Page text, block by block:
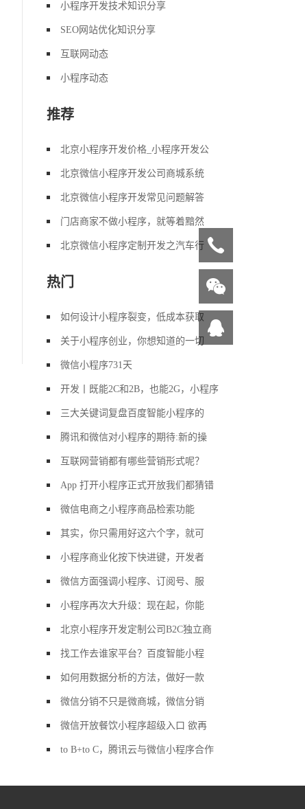
小程序开发技术知识分享
SEO网站优化知识分享
互联网动态
小程序动态
推荐
北京小程序开发价格_小程序开发公
北京微信小程序开发公司商城系统
北京微信小程序开发常见问题解答
门店商家不做小程序，就等着黯然
北京微信小程序定制开发之汽车行
热门
如何设计小程序裂变，低成本获取
关于小程序创业，你想知道的一切
微信小程序731天
开发丨既能2C和2B，也能2G，小程序
三大关键词复盘百度智能小程序的
腾讯和微信对小程序的期待:新的操
互联网营销都有哪些营销形式呢？
App 打开小程序正式开放我们都猜错
微信电商之小程序商品检索功能
其实，你只需用好这六个字，就可
小程序商业化按下快进键，开发者
微信方面强调小程序、订阅号、服
小程序再次大升级：现在起，你能
北京小程序开发定制公司B2C独立商
找工作去谁家平台？百度智能小程
如何用数据分析的方法，做好一款
微信分销不只是微商城，微信分销
微信开放餐饮小程序超级入口 欲再
to B+to C，腾讯云与微信小程序合作